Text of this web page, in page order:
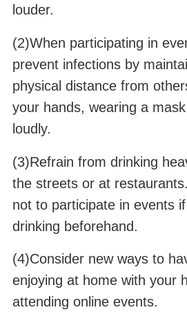
louder.
(2)When participating in
prevent infections by
physical distance from
your hands, wearing a
loudly.
(3)Refrain from drinking
the streets or at
not to participate in events
drinking beforehand.
(4)Consider new ways to
enjoying at home with your
attending online events.